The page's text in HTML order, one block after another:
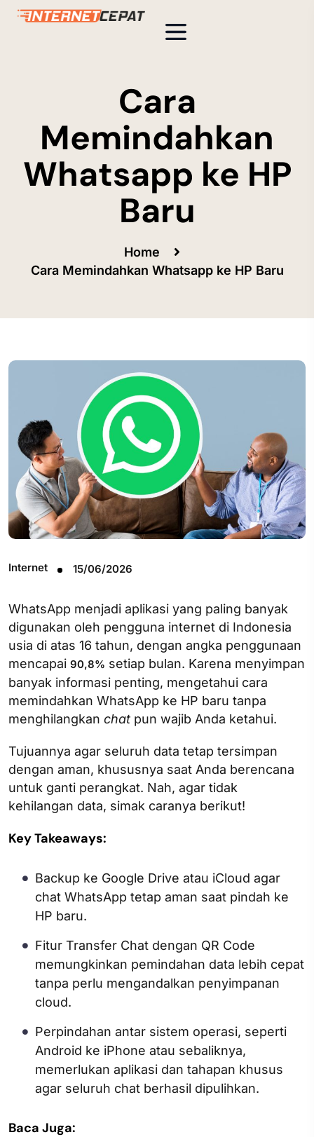
Cara
Memindahkan
Whatsapp ke HP
Baru
Home
Cara Memindahkan Whatsapp ke HP Baru
Internet 15/06/2026
WhatsApp menjadi aplikasi yang paling banyak
digunakan oleh pengguna internet di Indonesia
usia di atas 16 tahun, dengan angka penggunaan
mencapai 90,8% setiap bulan. Karena menyimpan
banyak informasi penting, mengetahui cara
memindahkan WhatsApp ke HP baru tanpa
menghilangkan chat pun wajib Anda ketahui.
Tujuannya agar seluruh data tetap tersimpan
dengan aman, khususnya saat Anda berencana
untuk ganti perangkat. Nah, agar tidak
kehilangan data, simak caranya berikut!
Key Takeaways:
Backup ke Google Drive atau iCloud agar
chat WhatsApp tetap aman saat pindah ke
HP baru.
Fitur Transfer Chat dengan QR Code
memungkinkan pemindahan data lebih cepat
tanpa perlu mengandalkan penyimpanan
cloud.
Perpindahan antar sistem operasi, seperti
Android ke iPhone atau sebaliknya,
memerlukan aplikasi dan tahapan khusus
agar seluruh chat berhasil dipulihkan.
Baca Juga: